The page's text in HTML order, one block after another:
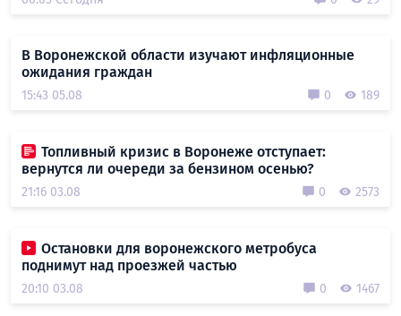
В Воронежской области изучают инфляционные
ожидания граждан
15:43 05.08 0 189
Топливный кризис в Воронеже отступает:
вернутся ли очереди за бензином осенью?
21:16 03.08 0 2573
Остановки для воронежского метробуса
поднимут над проезжей частью
20:10 03.08 0 1467